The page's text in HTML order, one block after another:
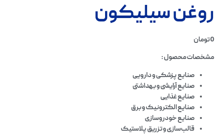
روغن سیلیکون
0تومان
مشخصات محصول :
صنایع پزشکی و دارویی
صنایع آرایشی و بهداشتی
صنایع غذایی
صنایع الکترونیک و برق
صنایع خودروسازی
قالب‌سازی و تزریق پلاستیک